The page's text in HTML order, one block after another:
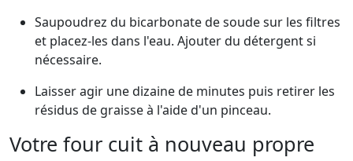
Saupoudrez du bicarbonate de soude sur les filtres
et placez-les dans l'eau. Ajouter du détergent si
nécessaire.
Laisser agir une dizaine de minutes puis retirer les
résidus de graisse à l'aide d'un pinceau.
Votre four cuit à nouveau propre